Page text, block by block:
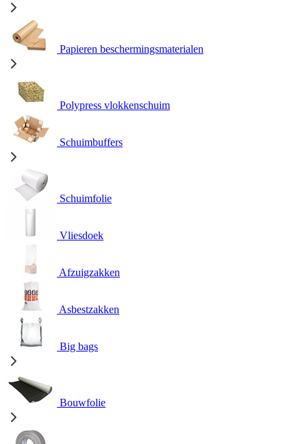
Papieren beschermingsmaterialen
Polypress vlokkenschuim
Schuimbuffers
Schuimfolie
Vliesdoek
Afzuigzakken
Asbestzakken
Big bags
Bouwfolie